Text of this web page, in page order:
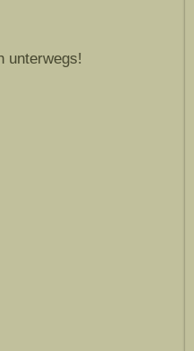
unterwegs!